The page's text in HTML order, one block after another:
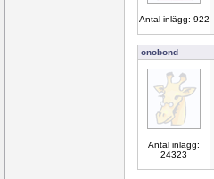
Antal inlägg: 922
onobond
Antal inlägg:
24323